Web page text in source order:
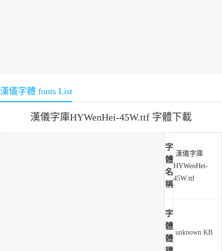
漢儀字體 fonts List
漢儀字庫HYWenHei-45W.ttf 字體下載
字
體
名
稱
漢儀字庫
HYWenHei-
45W.ttf
字
體
體
unknown KB